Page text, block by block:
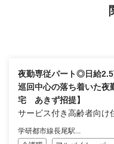
夜勤専従パート◎日給
巡回中心の落ち着いた夜
宅 あきず招提】
サービス付き高齢者向
学研都市線長尾駅...